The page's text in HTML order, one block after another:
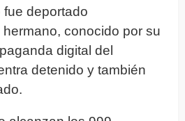
deportado
conocido por su
digital del
detenido y también